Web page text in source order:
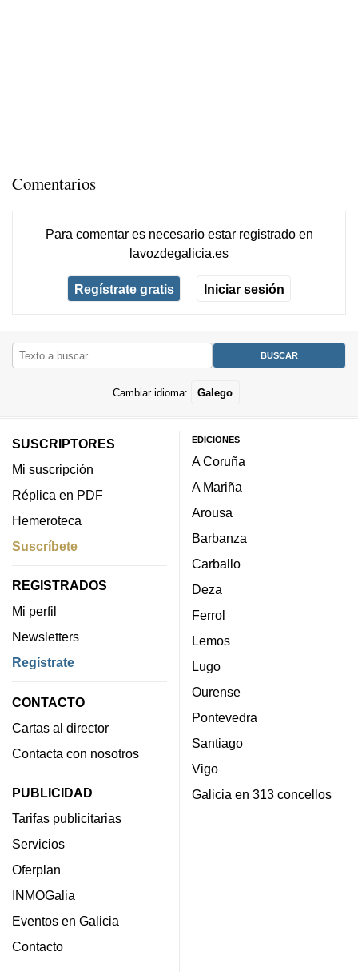
Comentarios
Para comentar es necesario estar registradoen
lavozdegalicia.es
Regístrate gratis Iniciar sesión
Cambiar idioma: Galego
SUSCRIPTORES
Mi suscripción
Réplica en PDF
Hemeroteca
Suscríbete
REGISTRADOS
Mi perfil
Newsletters
Regístrate
CONTACTO
Cartas al director
Contacta con nosotros
PUBLICIDAD
Tarifas publicitarias
Servicios
Oferplan
INMOGalia
Eventos en Galicia
Contacto
EDICIONES
A Coruña
A Mariña
Arousa
Barbanza
Carballo
Deza
Ferrol
Lemos
Lugo
Ourense
Pontevedra
Santiago
Vigo
Galicia en 313 concellos